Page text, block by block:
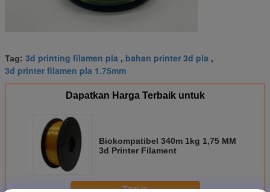
Tag: 3d printing filamen pla , bahan printer 3d pla ,
3d printer filamen pla 1.75mm
Dapatkan Harga Terbaik untuk
Biokompatibel 340m 1kg 1,75 MM
3d Printer Filament